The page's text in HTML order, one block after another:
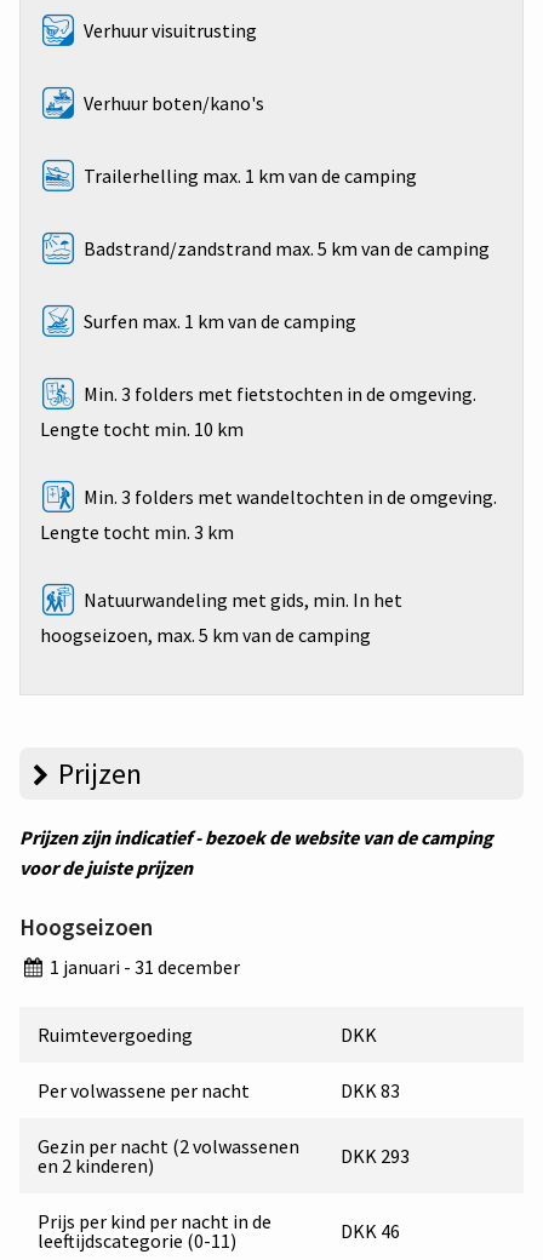
Verhuur visuitrusting
Verhuur boten/kano's
Trailerhelling max. 1 km van de camping
Badstrand/zandstrand max. 5 km van de camping
Surfen max. 1 km van de camping
Min. 3 folders met fietstochten in de omgeving.
Lengte tocht min. 10 km
Min. 3 folders met wandeltochten in de omgeving.
Lengte tocht min. 3 km
Natuurwandeling met gids, min. In het
hoogseizoen, max. 5 km van de camping
Prijzen
Prijzen zijn indicatief - bezoek de website van de camping
voor de juiste prijzen
Hoogseizoen
1 januari - 31 december
Ruimtevergoeding DKK
Per volwassene per nacht DKK 83
Gezin per nacht (2 volwassenen
en 2 kinderen)
DKK 293
Prijs per kind per nacht in de
leeftijdscategorie (0-11)
DKK 46